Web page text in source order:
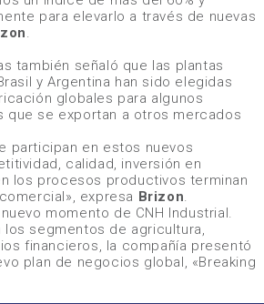
para elevarlo a través de nuevas
.
también señaló que las plantas
y Argentina han sido elegidas
globales para algunos
que se exportan a otros mercados
participan en estos nuevos
calidad, inversión en
los procesos productivos terminan
, expresa Brizon.
momento de CNH Industrial.
los segmentos de agricultura,
financieros, la compañía presentó
plan de negocios global, «Breaking